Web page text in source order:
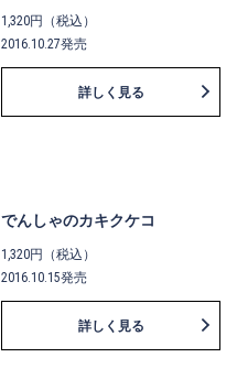
1,320円（税込）
2016.10.27発売
詳しく見る
でんしゃのカキクケコ
1,320円（税込）
2016.10.15発売
詳しく見る